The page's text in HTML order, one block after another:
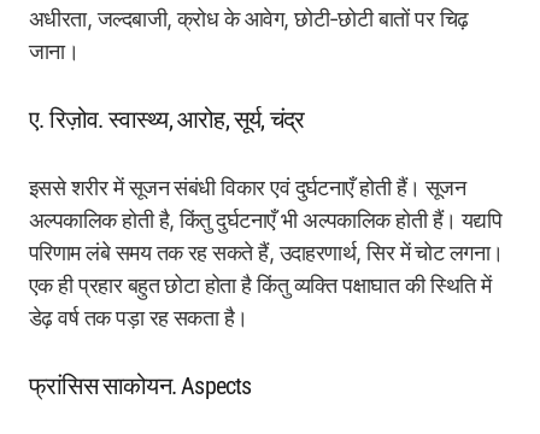
अधीरता, जल्दबाजी, क्रोध के आवेग, छोटी-छोटी बातों पर चिढ़
जाना।
ए. रिज़ोव. स्वास्थ्य, आरोह, सूर्य, चंद्र
इससे शरीर में सूजन संबंधी विकार एवं दुर्घटनाएँ होती हैं। सूजन
अल्पकालिक होती है, किंतु दुर्घटनाएँ भी अल्पकालिक होती हैं। यद्यपि
परिणाम लंबे समय तक रह सकते हैं, उदाहरणार्थ, सिर में चोट लगना।
एक ही प्रहार बहुत छोटा होता है किंतु व्यक्ति पक्षाघात की स्थिति में
डेढ़ वर्ष तक पड़ा रह सकता है।
फ्रांसिस साकोयन. Aspects